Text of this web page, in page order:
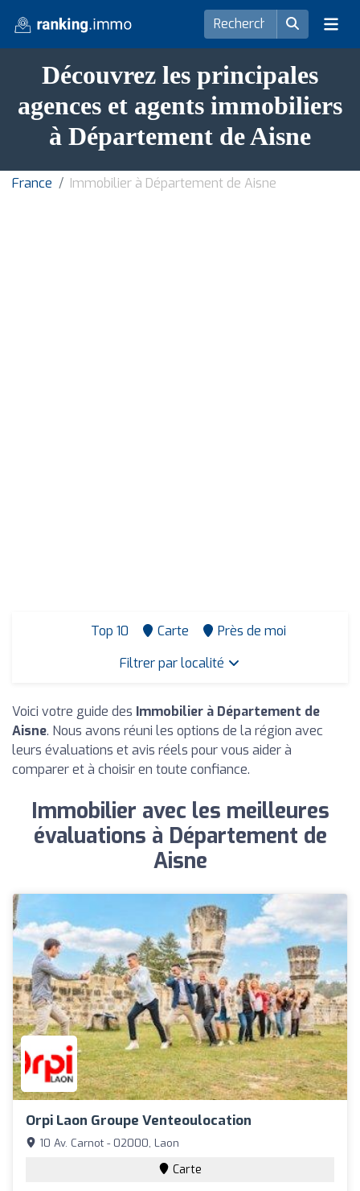
Découvrez les principales
agences et agents immobiliers
à Département de Aisne
France Immobilier à Département de Aisne
Top 10 Carte
Près de moi
Filtrer par localité
Voici votre guide des Immobilier à Département de
Aisne. Nous avons réuni les options de la région avec
leurs évaluations et avis réels pour vous aider à
comparer et à choisir en toute confiance.
Immobilier avec les meilleures
évaluations à Département de
Aisne
Orpi Laon Groupe Venteoulocation
10 Av. Carnot - 02000, Laon
Carte